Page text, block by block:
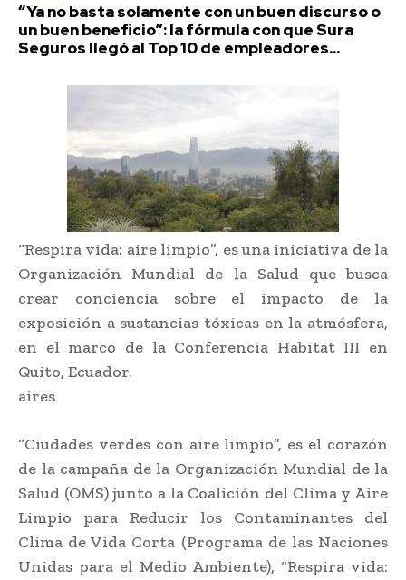
“Ya no basta solamente con un buen discurso o
un buen beneficio”: la fórmula con que Sura
Seguros llegó al Top 10 de empleadores...
“Respira vida: aire limpio”, es una iniciativa de la
Organización Mundial de la Salud que busca
crear conciencia sobre el impacto de la
exposición a sustancias tóxicas en la atmósfera,
en el marco de la Conferencia Habitat III en
Quito, Ecuador.
aires
“Ciudades verdes con aire limpio”, es el corazón
de la campaña de la Organización Mundial de la
Salud (OMS) junto a la Coalición del Clima y Aire
Limpio para Reducir los Contaminantes del
Clima de Vida Corta (Programa de las Naciones
Unidas para el Medio Ambiente), “Respira vida: